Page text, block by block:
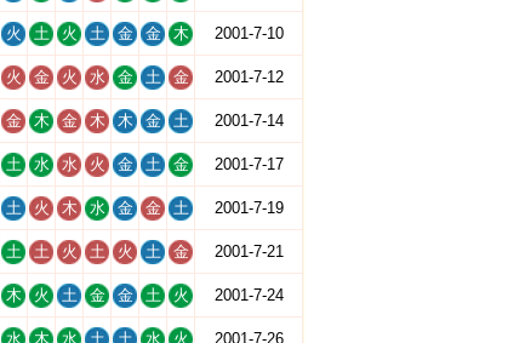
火 土 火 土 金 金 木 2001-7-10
火 金 火 水 金 土 金 2001-7-12
金 木 金 木 木 金 土 2001-7-14
土 水 水 火 金 土 金 2001-7-17
土 火 木 水 金 金 土 2001-7-19
土 土 火 土 火 土 金 2001-7-21
木 火 土 金 金 土 火 2001-7-24
水 木 水 土 土 水 火 2001-7-26